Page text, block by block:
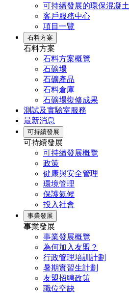
可持續發展的環保混凝土
客戶服務中心
項目一覽
石料方案
石料方案
石料方案概覽
石礦場
石礦產品
石料倉庫
石礦場復修成果
測試及實驗室服務
最新消息
可持續發展
可持續發展
可持續發展概覽
政策
健康與安全管理
環境管理
保護氣候
投入社會
事業發展
事業發展
事業發展概覽
為何加入友盟？
行政管理培訓計劃
暑期實習生計劃
友盟招聘政策
職位空缺